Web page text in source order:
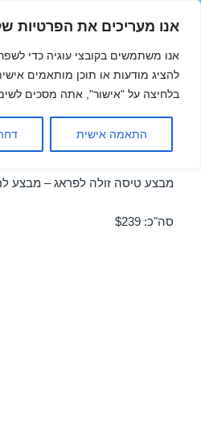
אנו מעריכים את הפרטיות
אנו משתמשים בקובצי עוגיה כדי
להציג מודעות או תוכן מותאמים
בלחיצה על "אישור", אתה מסכים
התאמה אישית
טיסות זולות
20/09/2016
מבצע טיסה זולה לפראג – מבצע
סה"כ: $239